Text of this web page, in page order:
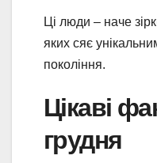
Ці люди – наче
яких сяє
покоління.
Цікаві
грудня